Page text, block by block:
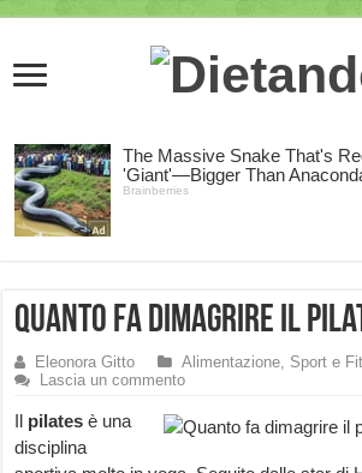
Quanto fa dimagrire il
Eleonora Gitto Alimentazione, Sport e
Lascia un commento
Il pilates è una
disciplina